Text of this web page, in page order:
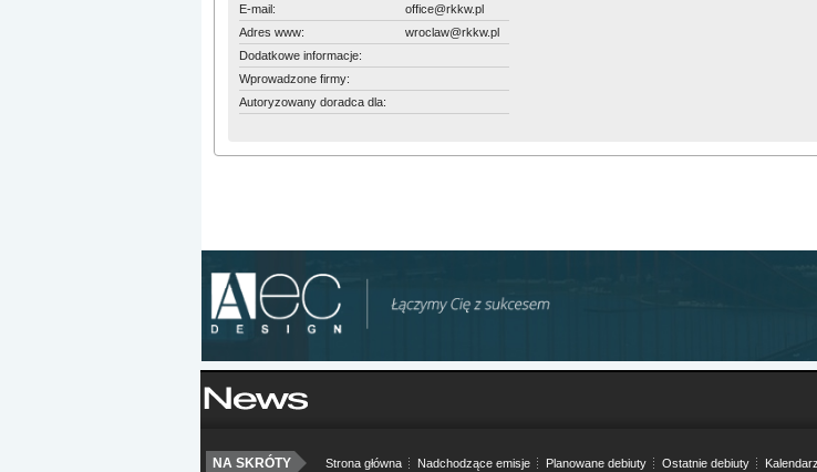
E-mail:
office@rkkw.pl
Adres www:
wroclaw@rkkw.pl
Dodatkowe informacje:
Wprowadzone firmy:
Autoryzowany doradca dla:
NA SKRÓTY Strona główna Nadchodzące emisje Planowane debiuty Ostatnie debiuty